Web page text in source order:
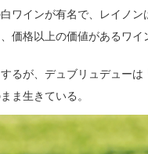
ワインが有名で、レイノ
価格以上の価値があるワイ
るが、デュブリュデュー
ま生きている。